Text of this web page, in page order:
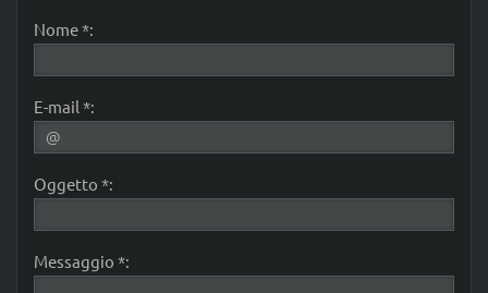
Nome *:
E-mail *:
Oggetto *:
Messaggio *: